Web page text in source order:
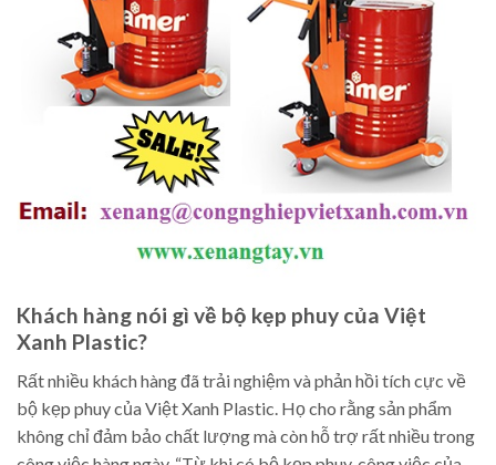
Khách hàng nói gì về bộ kẹp phuy của Việt
Xanh Plastic?
Rất nhiều khách hàng đã trải nghiệm và phản hồi tích cực về
bộ kẹp phuy của Việt Xanh Plastic. Họ cho rằng sản phẩm
không chỉ đảm bảo chất lượng mà còn hỗ trợ rất nhiều trong